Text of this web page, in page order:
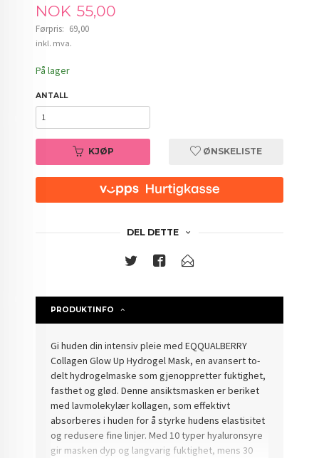
Tilbud
NOK 55,00
Førpris: 69,00
Rabatt
inkl. mva.
På lager
ANTALL
KJØP ØNSKELISTE
DEL DETTE
PRODUKTINFO
Gi huden din intensiv pleie med EQQUALBERRY
Collagen Glow Up Hydrogel Mask, en avansert to-
delt hydrogelmaske som gjenoppretter fuktighet,
fasthet og glød. Denne ansiktsmasken er beriket
med lavmolekylær kollagen, som effektivt
absorberes i huden for å styrke hudens elastisitet
og redusere fine linjer. Med 10 typer hyaluronsyre
gir masken dyp og langvarig fuktighet, mens 30